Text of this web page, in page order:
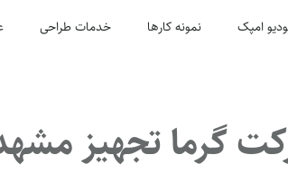
امپک نمونه کارها خدمات طراحی
گرما تجهیز